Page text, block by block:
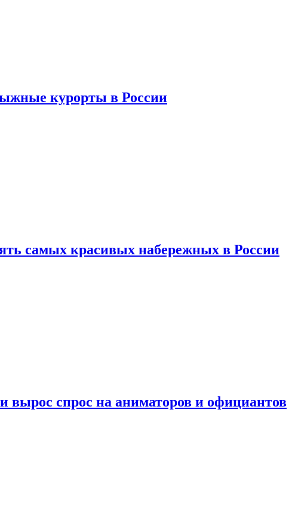
курорты в России
самых красивых набережных в России
вырос спрос на аниматоров и официантов